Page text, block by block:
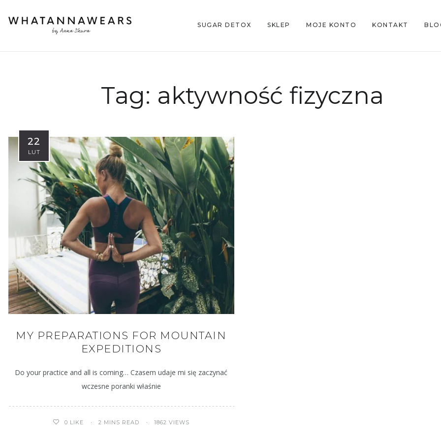
SUGAR DETOX SKLEP MOJE KONTO KONTAKT
Tag: aktywność fizyczna
22
LUT
MY PREPARATIONS FOR MOUNTAIN
EXPEDITIONS
Do your practice and all is coming… Czasem udaje mi się zaczynać
wczesne poranki właśnie
0 LIKE 2 MINS READ 1862 VIEWS